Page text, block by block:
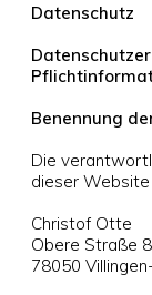
Datenschutz
Benennung
Die
dieser Website
Christof Otte
Obere Straße 8
78050